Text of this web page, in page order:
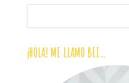
¡HOLA! ME LLAMO BEI…